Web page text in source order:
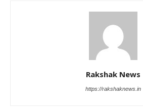
Rakshak News
https://rakshaknews.in